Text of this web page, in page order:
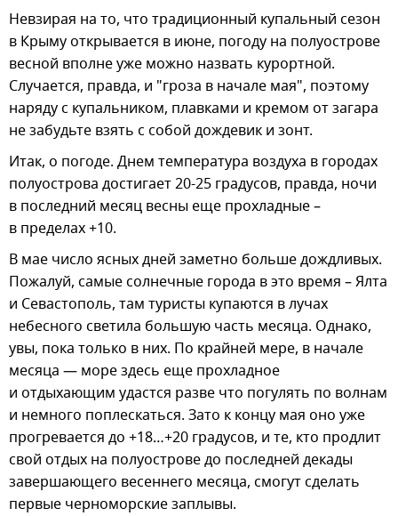
Невзирая на то, что традиционный купальный сезон
в Крыму открывается в июне, погоду на полуострове
весной вполне уже можно назвать курортной.
Случается, правда, и "гроза в начале мая", поэтому
наряду с купальником, плавками и кремом от загара
не забудьте взять с собой дождевик и зонт.
Итак, о погоде. Днем температура воздуха в городах
полуострова достигает 20-25 градусов, правда, ночи
в последний месяц весны еще прохладные –
в пределах +10.
В мае число ясных дней заметно больше дождливых.
Пожалуй, самые солнечные города в это время – Ялта
и Севастополь, там туристы купаются в лучах
небесного светила большую часть месяца. Однако,
увы, пока только в них. По крайней мере, в начале
месяца — море здесь еще прохладное
и отдыхающим удастся разве что погулять по волнам
и немного поплескаться. Зато к концу мая оно уже
прогревается до +18…+20 градусов, и те, кто продлит
свой отдых на полуострове до последней декады
завершающего весеннего месяца, смогут сделать
первые черноморские заплывы.